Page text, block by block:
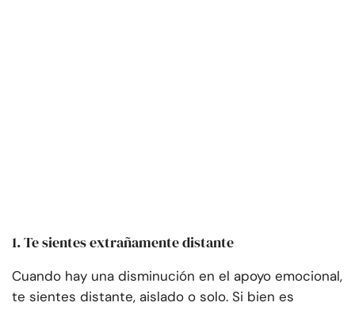
1. Te sientes extrañamente distante
Cuando hay una disminución en el apoyo emocional,
te sientes distante, aislado o solo. Si bien es